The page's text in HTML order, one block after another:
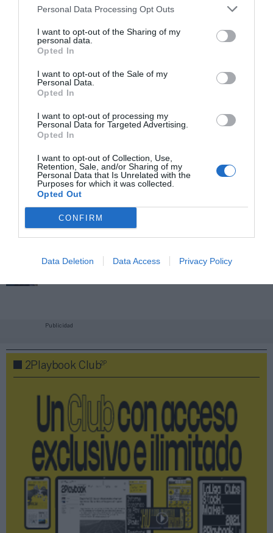
Personal Data Processing Opt Outs
I want to opt-out of the Sharing of my
personal data.
Opted In
I want to opt-out of the Sale of my
Personal Data.
Opted In
I want to opt-out of processing my
Personal Data for Targeted Advertising.
Opted In
I want to opt-out of Collection, Use,
Retention, Sale, and/or Sharing of my
Personal Data that Is Unrelated with the
Purposes for which it was collected.
Opted Out
CONFIRM
Data Deletion Data Access Privacy Policy
Índex2P
Adidas
Amazon
Reebok
Mantente informado con las últimas noticias de actualidad.
Compartir
Publicidad
2Playbook Club2P